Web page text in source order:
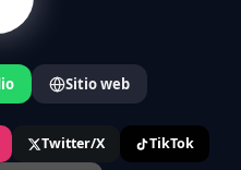
Sitio web
Twitter/X
TikTok